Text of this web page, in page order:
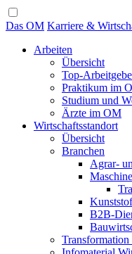
Das OM Karriere &
Arbeiten
Übersicht
Top-
Praktikum im
Studium und
Ärzte im OM
Wirtschaftsstandort
Übersicht
Branchen
Agrar-
B2B-